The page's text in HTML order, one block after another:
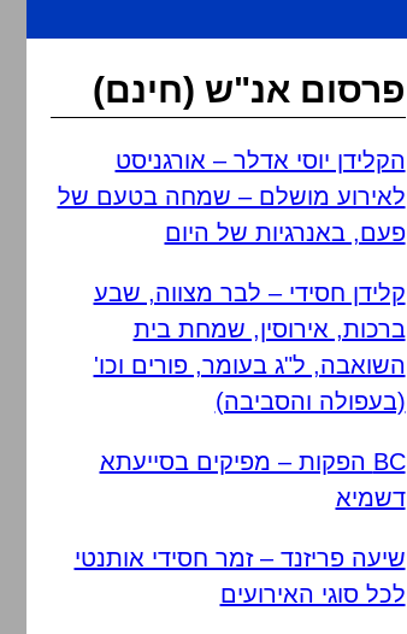
פרסום אנ"ש (חינם)
הקלידן יוסי אדלר – אורגניסט
לאירוע מושלם – שמחה בטעם של
פעם, באנרגיות של היום
קלידן חסידי – לבר מצווה, שבע
ברכות, אירוסין, שמחת בית
השואבה, ל"ג בעומר, פורים וכו'
(בעפולה והסביבה)
BC הפקות – מפיקים בסייעתא
דשמיא
שיעה פריזנד – זמר חסידי אותנטי
לכל סוגי האירועים